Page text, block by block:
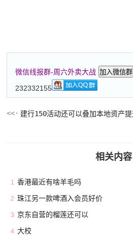
微信线报群-周六外卖大战 加入微信群
232332155
相关内容
1 香港最近有啥羊毛吗
2 珠江另一款啤酒入会员好价
3 京东自营的榴莲还可以
4 大校